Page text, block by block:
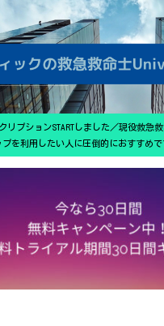
リプションSTARTしました／現役救急
プを利用したい人に圧倒的におすすめ